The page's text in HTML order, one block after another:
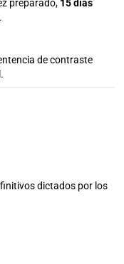
preparado, 15 días
de contraste
dictados por los